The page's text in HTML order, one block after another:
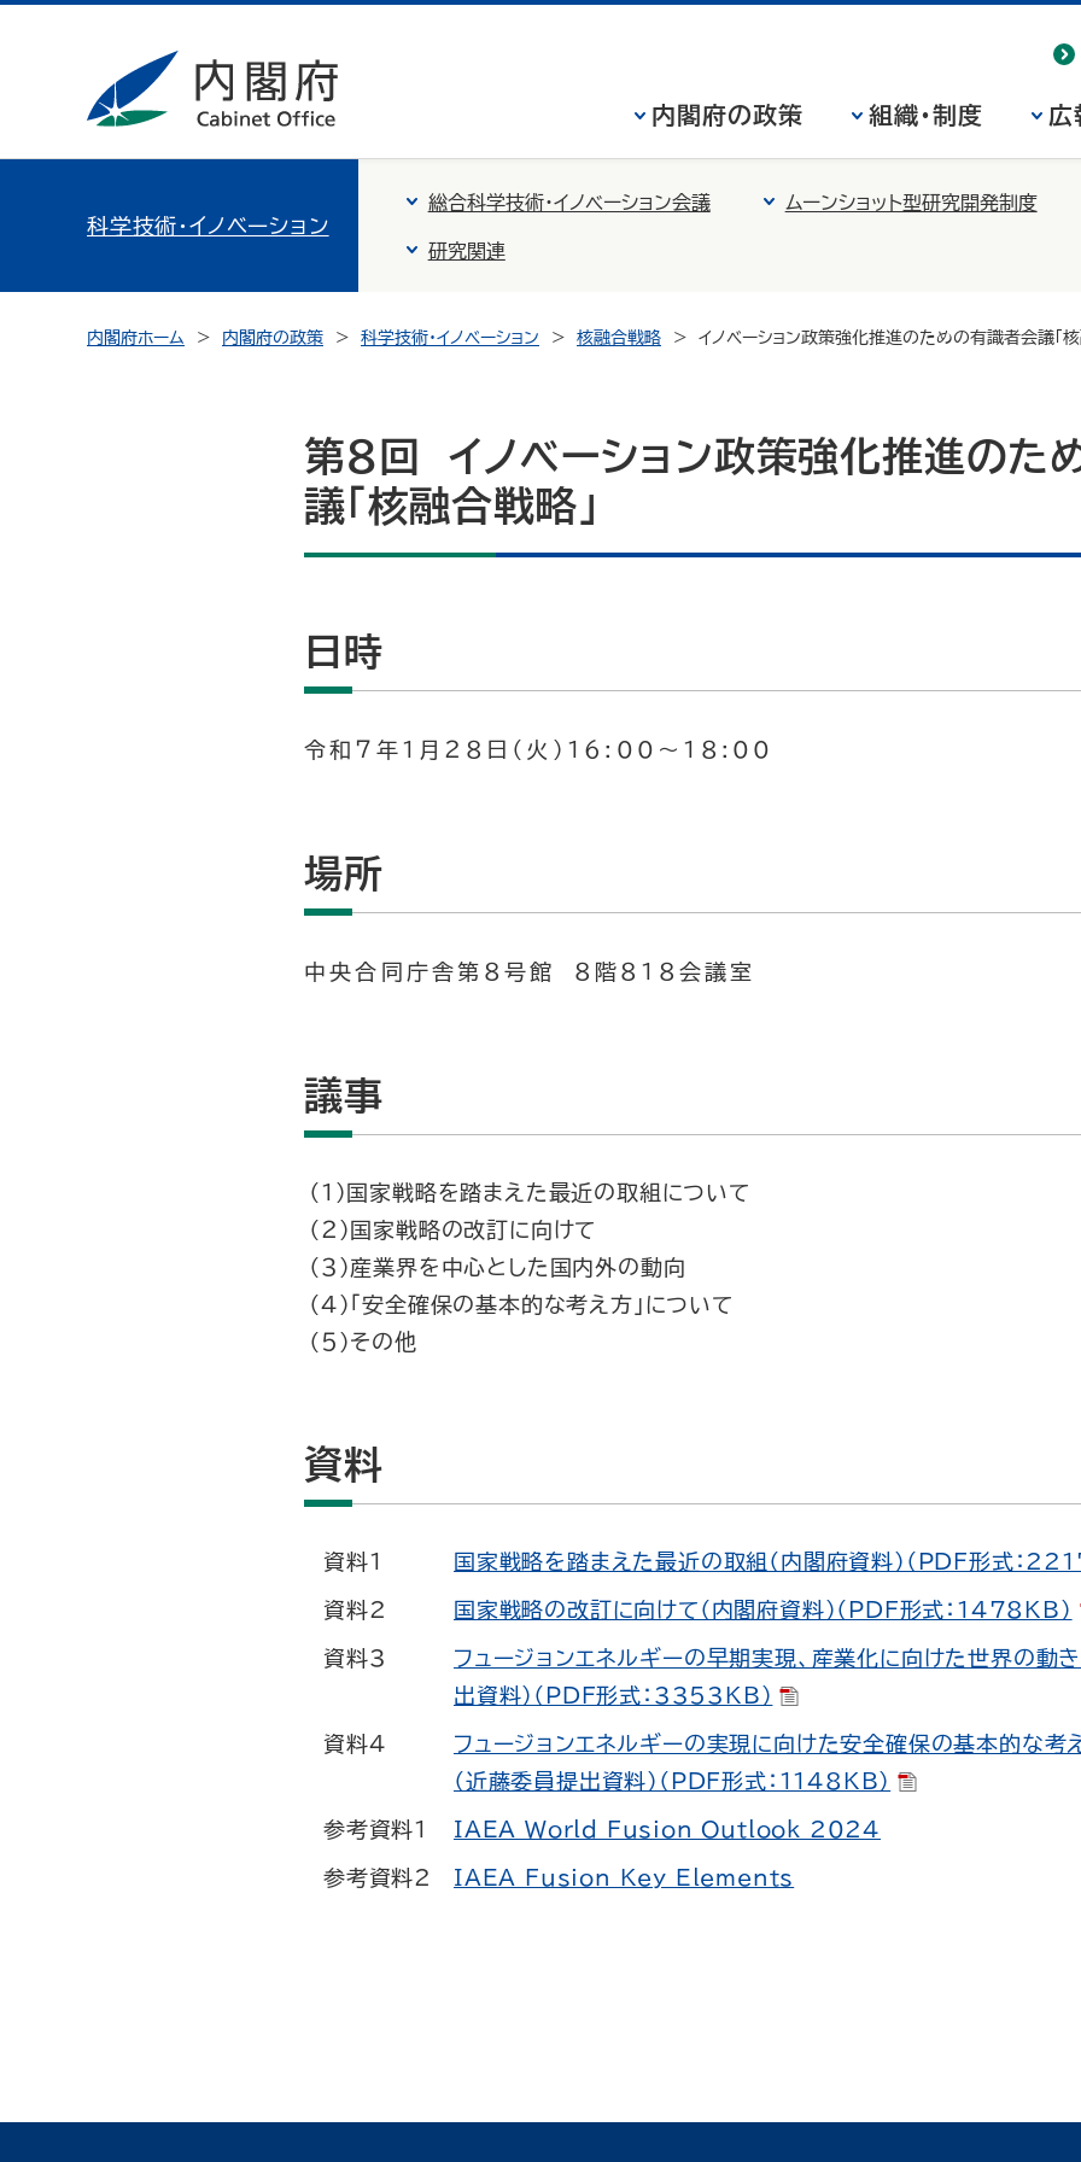
内閣府の政策 組織・制度 広
科学技術・イノベーション
総合科学技術・イノベーション会議 ムーンショット型研究開発制度
研究関連
内閣府ホーム 内閣府の政策 科学技術・イノベーション 核融合戦略 イノベーション政策強化推進のための有識者会議「
第８回 イノベーション政策強化推進のた
議「核融合戦略」
日時
令和７年１月２８日（火）1６:00～1８:00
場所
中央合同庁舎第８号館 ８階８１８会議室
議事
（１）国家戦略を踏まえた最近の取組について
（２）国家戦略の改訂に向けて
（３）産業界を中心とした国内外の動向
（４）「安全確保の基本的な考え方」について
（５）その他
資料
資料1 国家戦略を踏まえた最近の取組（内閣府資料）（PDF形式：
資料2 国家戦略の改訂に向けて（内閣府資料）（PDF形式：1478KB）
資料3
フュージョンエネルギーの早期実現、産業化に向けた世界の動
出資料）（PDF形式：3353KB）
資料4
フュージョンエネルギーの実現に向けた安全確保の基本的な
（近藤委員提出資料）（PDF形式：1148KB）
参考資料1 IAEA World Fusion Outlook 2024
参考資料2 IAEA Fusion Key Elements